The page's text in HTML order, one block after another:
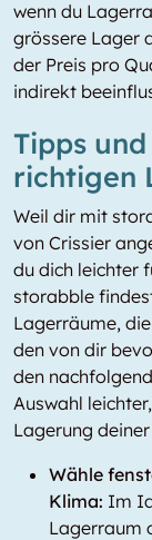
wenn du
grössere Lager
der Preis pro
indirekt
Tipps
richtigen
Weil dir mit
von Crissier
du dich leichter
storabble
Lagerräume,
den von dir
den
Auswahl
Lagerung
Wähle
Klima: Im
Lagerraum